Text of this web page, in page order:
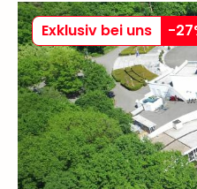
Exklusiv bei uns -27